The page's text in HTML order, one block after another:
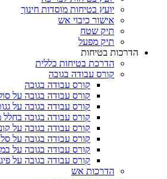
יועץ בטיחות מוסדות חינוך
אישור כיבוי אש
תיק שטח
תיק מפעל
הדרכות בטיחות
הדרכת בטיחות כללית
קורס עבודה בגובה
קורס עבודה בגובה
קורס עבודה בגובה על
קורס עבודה בגובה על
קורס עבודה בגובה בחלל
קורס עבודה בגובה על
קורס עבודה בגובה על
קורס עבודה בגובה על
קורס עבודה בגובה על
הדרכות אש